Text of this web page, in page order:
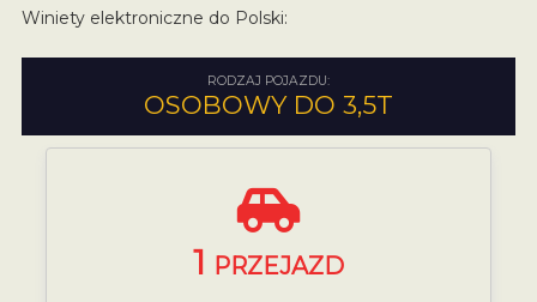
Winiety elektroniczne do Polski:
RODZAJ POJAZDU:
OSOBOWY DO 3,5T
1 PRZEJAZD